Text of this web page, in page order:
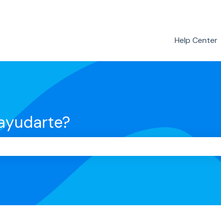
Help Center
de búsqueda está vacío.